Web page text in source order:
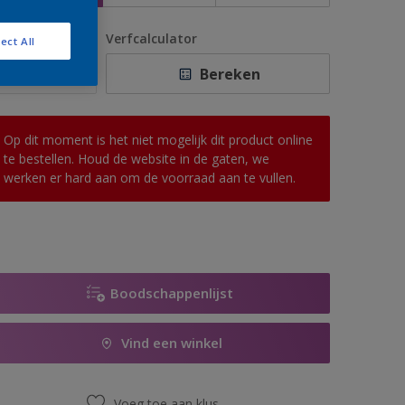
Verfcalculator
Bereken
Op dit moment is het niet mogelijk dit product online
te bestellen. Houd de website in de gaten, we
werken er hard aan om de voorraad aan te vullen.
Boodschappenlijst
Vind een winkel
All